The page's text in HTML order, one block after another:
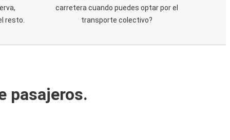
resto.
carretera cuando puedes optar por el
transporte colectivo?
pasajeros.